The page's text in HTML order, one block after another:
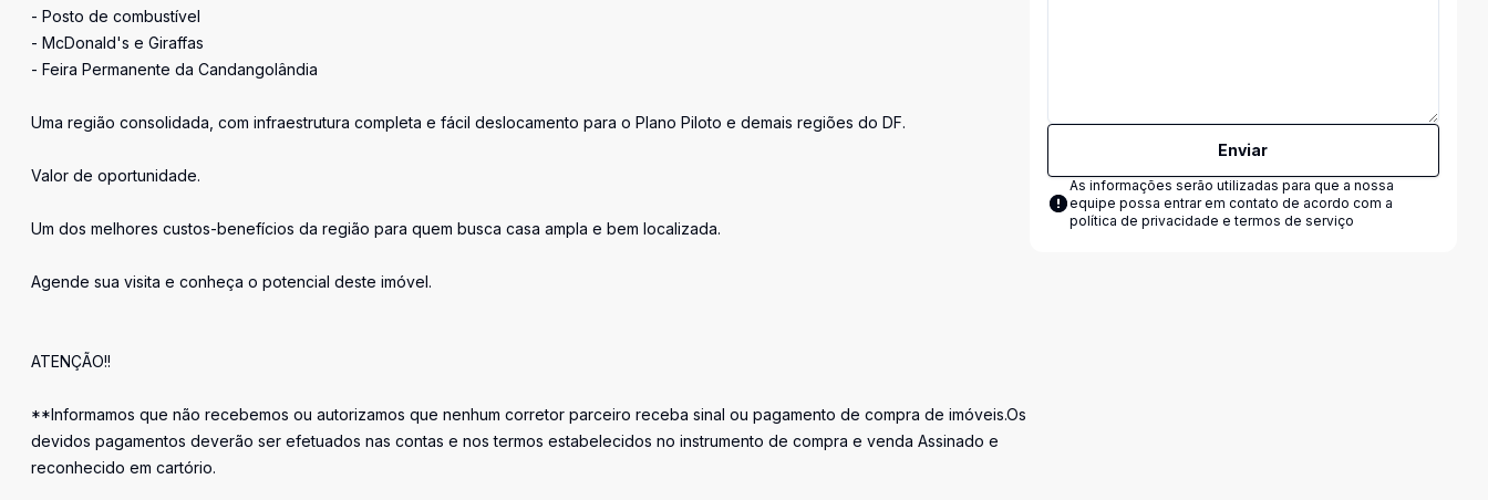
- Posto de combustível
- McDonald's e Giraffas
- Feira Permanente da Candangolândia
Uma região consolidada, com infraestrutura completa e fácil deslocamento para o Plano Piloto e demais regiões do DF.
Valor de oportunidade.
Um dos melhores custos-benefícios da região para quem busca casa ampla e bem localizada.
Agende sua visita e conheça o potencial deste imóvel.
ATENÇÃO!!
**Informamos que não recebemos ou autorizamos que nenhum corretor parceiro receba sinal ou pagamento de compra de imóveis.Os
devidos pagamentos deverão ser efetuados nas contas e nos termos estabelecidos no instrumento de compra e venda Assinado e
reconhecido em cartório.
Enviar
As informações serão utilizadas para que a nossa
equipe possa entrar em contato de acordo com a
política de privacidade e termos de serviço